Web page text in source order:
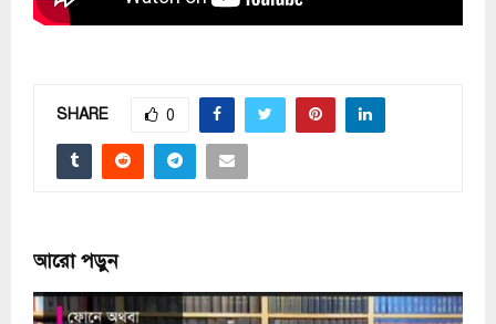
SHARE 0
আরো পড়ুন